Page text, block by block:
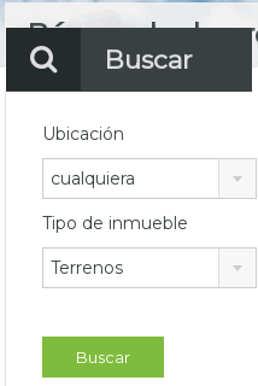
Búsqueda de
Buscar
Ubicación
cualquiera
Tipo de inmueble
Terrenos